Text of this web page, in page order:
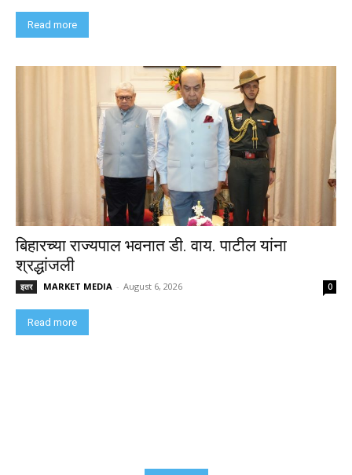
Read more
बिहारच्या राज्यपाल भवनात डी. वाय. पाटील यांना
श्रद्धांजली
इतर MARKET MEDIA - August 6, 2026 0
Read more